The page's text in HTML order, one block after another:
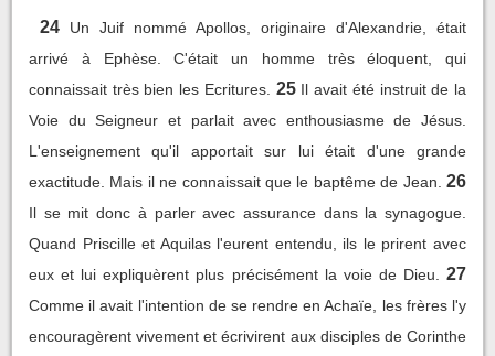
24
Un Juif nommé Apollos, originaire d'Alexandrie, était
arrivé à Ephèse. C'était un homme très éloquent, qui
connaissait très bien les Ecritures. 25 Il avait été instruit de la
Voie du Seigneur et parlait avec enthousiasme de Jésus.
L'enseignement qu'il apportait sur lui était d'une grande
exactitude. Mais il ne connaissait que le baptême de Jean. 26
Il se mit donc à parler avec assurance dans la synagogue.
Quand Priscille et Aquilas l'eurent entendu, ils le prirent avec
eux et lui expliquèrent plus précisément la voie de Dieu.
27
Comme il avait l'intention de se rendre en Achaïe, les frères l'y
encouragèrent vivement et écrivirent aux disciples de Corinthe